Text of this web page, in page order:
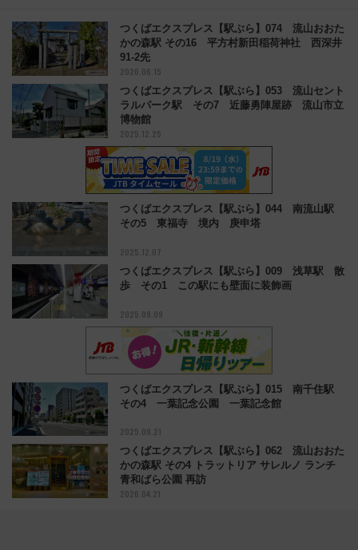
つくばエクスプレス【駅ぶら】074 流山おおた
かの森駅 その16 平方村新田稲荷神社 西深井
91-2先
2026.06.15
つくばエクスプレス【駅ぶら】053 流山セント
ラルパーク駅 その7 近藤勇陣屋跡 流山市立
博物館
2025.12.25
つくばエクスプレス【駅ぶら】044 南流山駅
その5 東福寺 境内 庚申塔
2025.12.07
つくばエクスプレス【駅ぶら】009 浅草駅 散
歩 その1 この駅にも壁面に装飾画
2025.09.09
つくばエクスプレス【駅ぶら】015 南千住駅
その4 一葉記念公園 一葉記念館
2025.09.21
つくばエクスプレス【駅ぶら】062 流山おおた
かの森駅 その4 トラットリア サレルノ ランチ
青和ばら公園 再訪
2026.04.21